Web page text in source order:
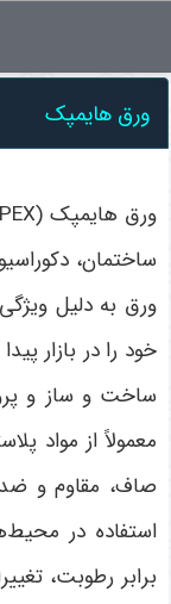
ورق هایمپک
ورق هایمپک
ساختمان،
ورق به دلیل
خود را در بازار
ساخت و ساز و
معمولاً از مواد
صاف، مقاوم و
استفاده در
برابر رطوبت،